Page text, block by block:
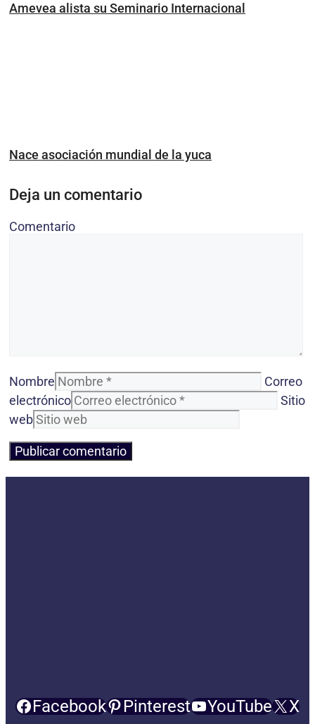
Amevea alista su Seminario Internacional
Nace asociación mundial de la yuca
Deja un comentario
Comentario
Nombre
Correo
electrónico
Sitio
web
Facebook Pinterest YouTube X